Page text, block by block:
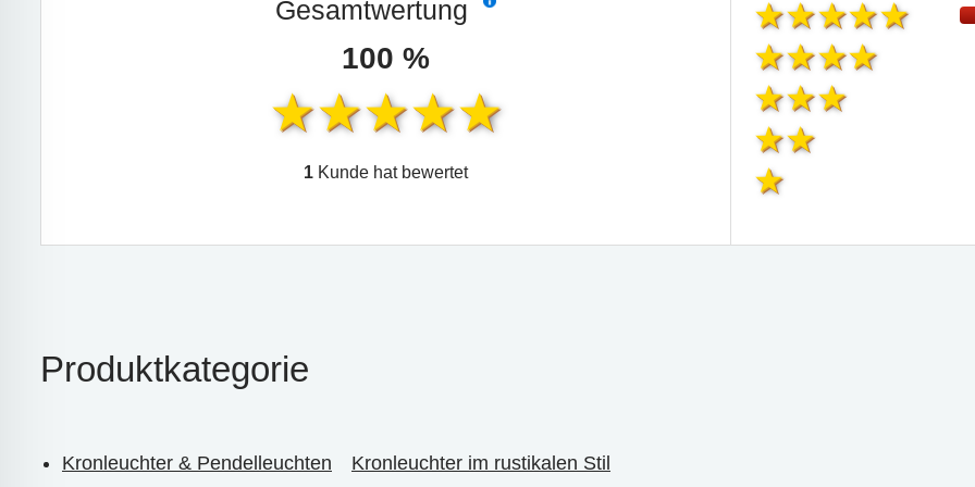
Gesamtwertung
100 %
1 Kunde hat bewertet
Produktkategorie
Kronleuchter & Pendelleuchten Kronleuchter im rustikalen Stil